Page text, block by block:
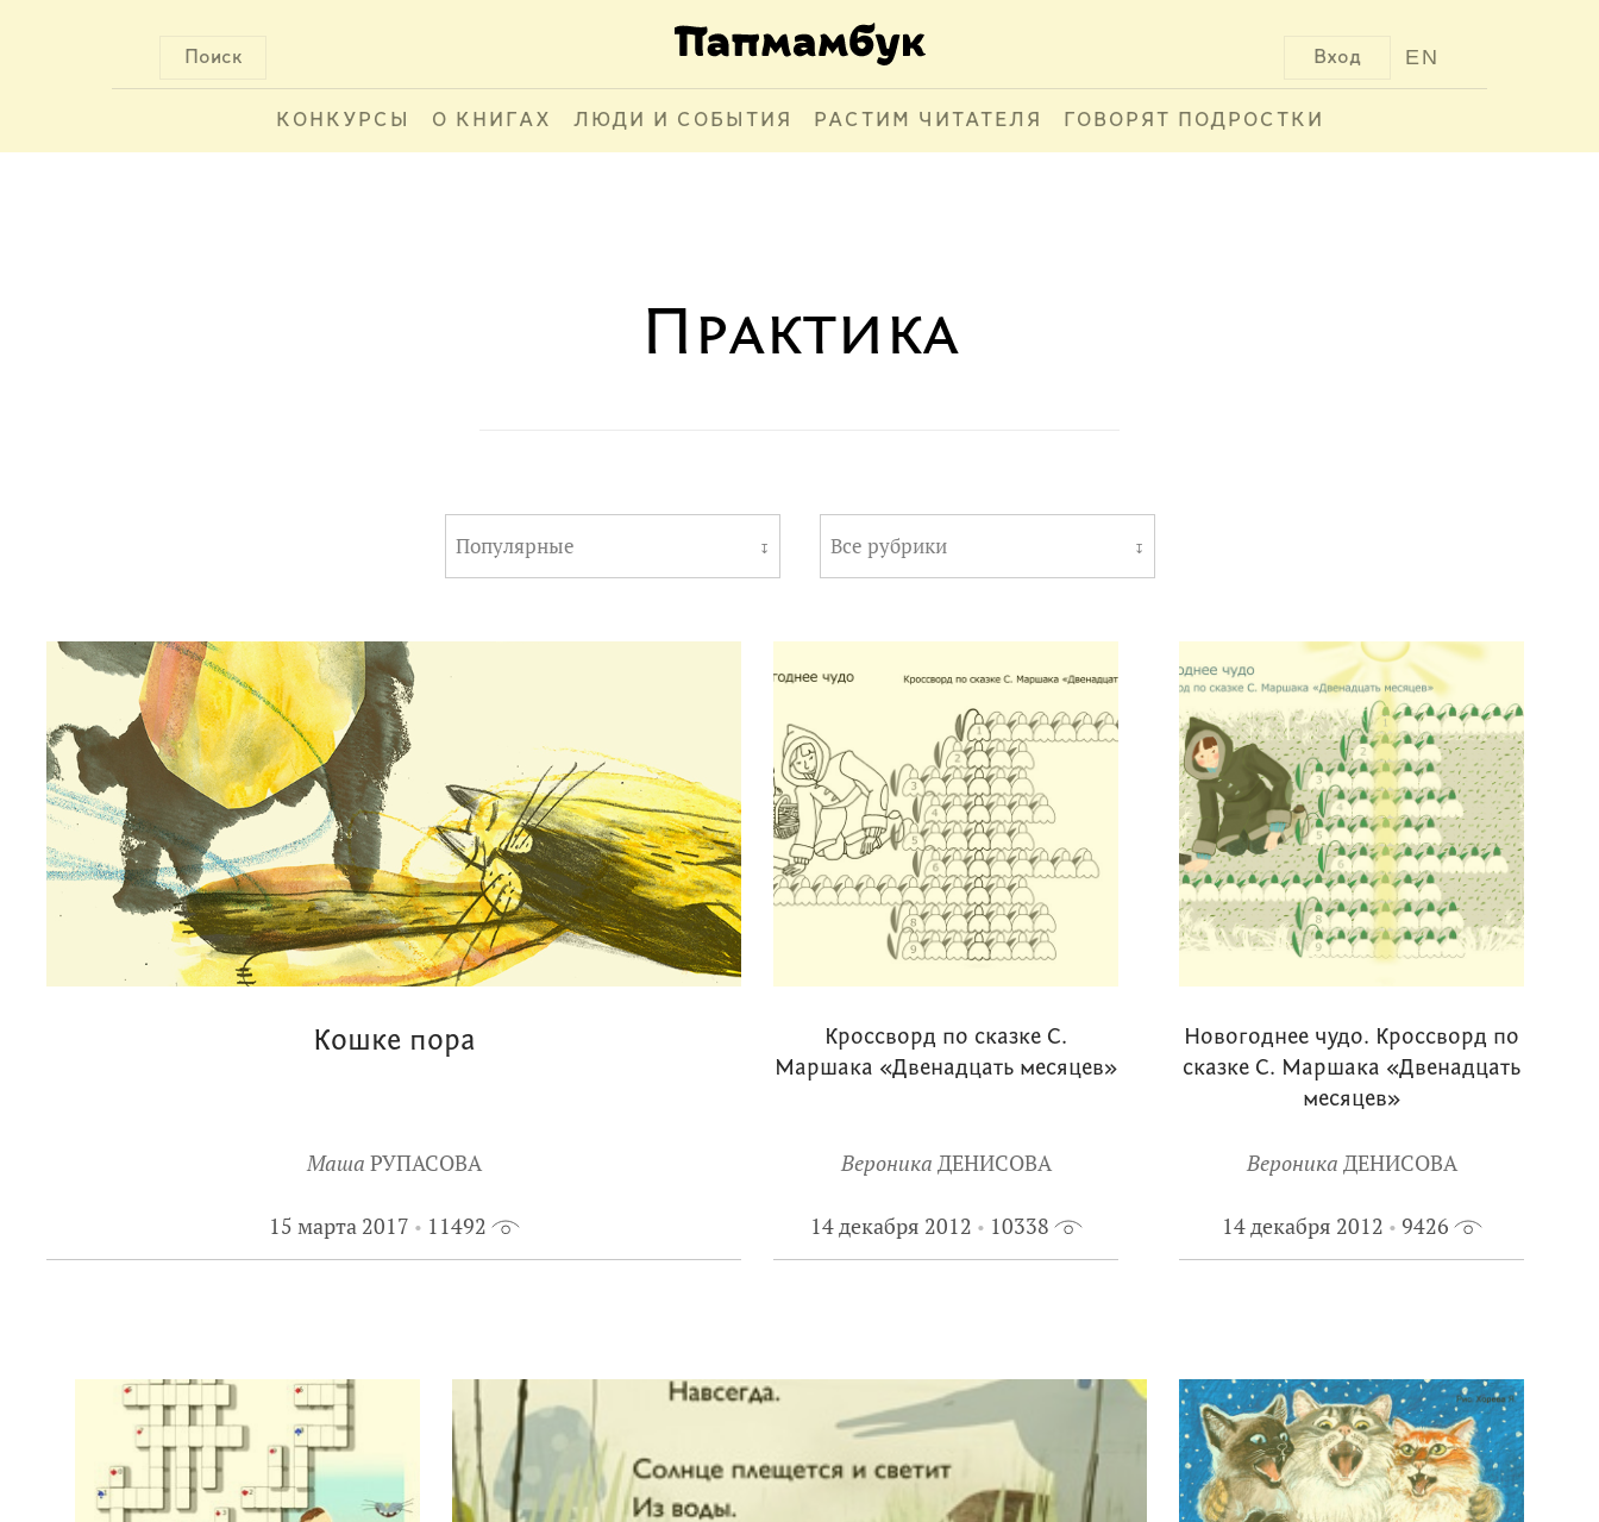
Поиск EN
Вход
КОНКУРСЫ О КНИГАХ ЛЮДИ И СОБЫТИЯ РАСТИМ ЧИТАТЕЛЯ ГОВОРЯТ ПОДРОСТКИ
Практика
Популярные ↧ Все рубрики ↧
Кошке пора
Маша РУПАСОВА
15 марта 2017 11492
Кроссворд по сказке С.
Маршака «Двенадцать месяцев»
Вероника ДЕНИСОВА
14 декабря 2012 10338
Новогоднее чудо. Кроссворд по
сказке С. Маршака «Двенадцать
месяцев»
Вероника ДЕНИСОВА
14 декабря 2012 9426